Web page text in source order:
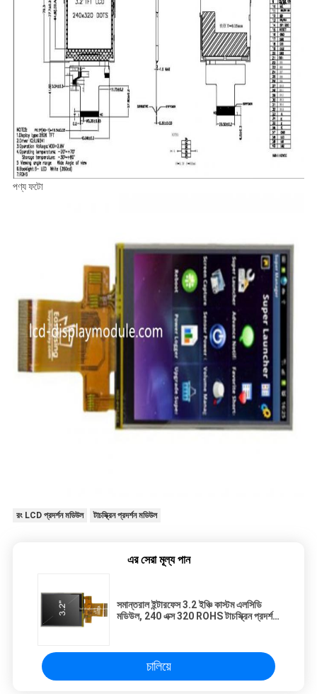
পণ্য ফটো
রং LCD প্রদর্শন মডিউল টাচস্ক্রিন প্রদর্শন মডিউল
এর সেরা মূল্য পান
সমান্তরাল ইন্টারফেস 3.2 ইঞ্চি কাস্টম এলসিডি
মডিউল, 240 এক্স 320 ROHS টাচস্ক্রিন প্রদর্শন
চালিয়ে